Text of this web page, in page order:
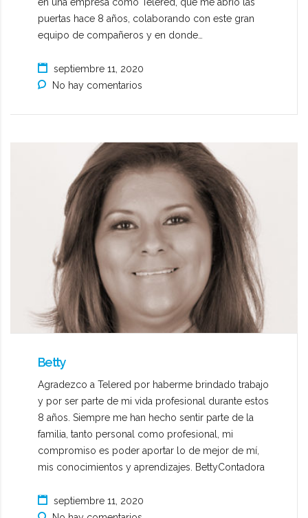
puertas hace 8 años, colaborando con este gran
equipo de compañeros y en donde…
septiembre 11, 2020
No hay comentarios
Betty
Agradezco a Telered por haberme brindado trabajo
y por ser parte de mi vida profesional durante estos
8 años. Siempre me han hecho sentir parte de la
familia, tanto personal como profesional, mi
compromiso es poder aportar lo de mejor de mí,
mis conocimientos y aprendizajes. BettyContadora
septiembre 11, 2020